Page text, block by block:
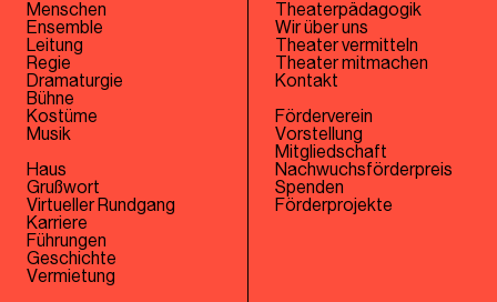
Menschen
Ensemble
Leitung
Regie
Dramaturgie
Bühne
Kostüme
Musik
Haus
Grußwort
Virtueller Rundgang
Karriere
Führungen
Geschichte
Vermietung
Theaterpädagogik
Wir über uns
Theater vermitteln
Theater mitmachen
Kontakt
Förderverein
Vorstellung
Mitgliedschaft
Nachwuchsförderpreis
Spenden
Förderprojekte